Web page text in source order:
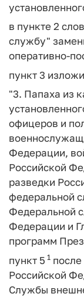
в пункте 2
службу"
оперативно-
пункт 3
"3. Папаха из
офицеров и
Федерации,
Российской
разведки
федеральной
Федеральной
Федерации и
программ
пункт 5 1
Российской
Службы